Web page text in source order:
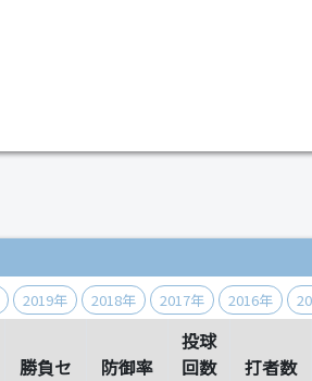
2019年 2018年 2017年 2016年
勝負セ 防御率
投球
回数
打者数